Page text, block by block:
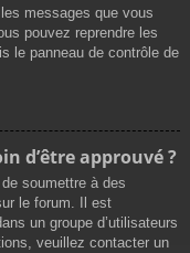
messages que vous
pouvez reprendre les
le panneau de contrôle de
d’être approuvé ?
soumettre à des
le forum. Il est
un groupe d’utilisateurs
veuillez contacter un